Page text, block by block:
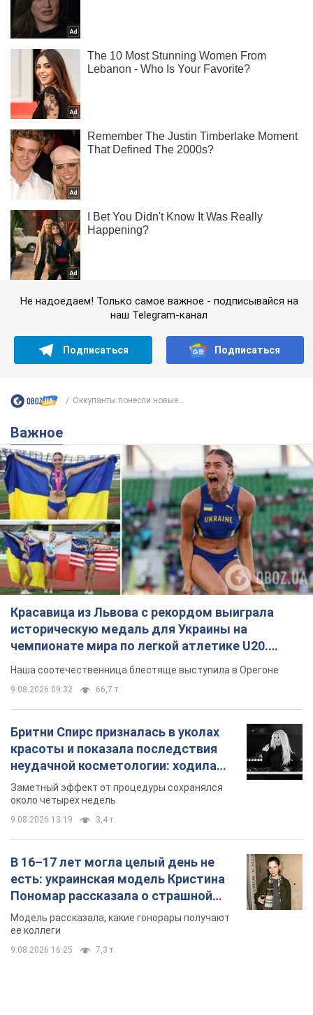
Не надоедаем! Только самое важное - подписывайся на
наш Telegram-канал
Подписаться Подписаться
Оккупанты понесли новые...
Важное
Красавица из Львова с рекордом выиграла
историческую медаль для Украины на
чемпионате мира по легкой атлетике U20.
Видео
Наша соотечественница блестяще выступила в Орегоне
9.08.2026 09:32 66,7 т.
Бритни Спирс призналась в уколах
красоты и показала последствия
неудачной косметологии: ходила
так почти месяц
Заметный эффект от процедуры сохранялся
около четырех недель
9.08.2026 13:19 3,4 т.
В 16–17 лет могла целый день не
есть: украинская модель Кристина
Пономар рассказала о страшной
стороне модельной карьеры
Модель рассказала, какие гонорары получают
ее коллеги
9.08.2026 16:25 7,3 т.